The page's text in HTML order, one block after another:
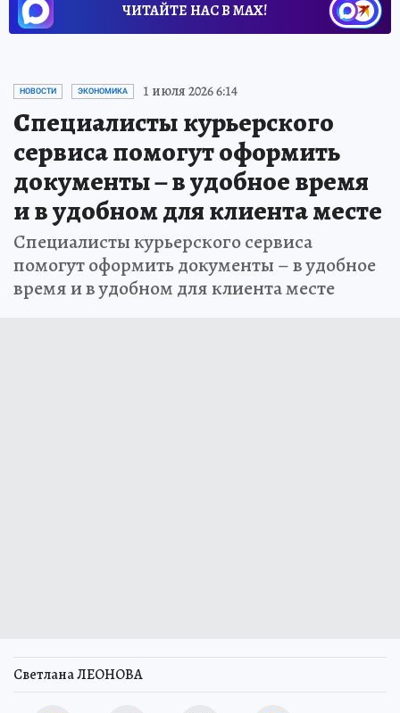
ЧИТАЙТЕ НАС В МАХ!
НОВОСТИ ЭКОНОМИКА 1 июля 2026 6:14
Специалисты курьерского
сервиса помогут оформить
документы – в удобное время
и в удобном для клиента месте
Специалисты курьерского сервиса
помогут оформить документы – в удобное
время и в удобном для клиента месте
Светлана ЛЕОНОВА